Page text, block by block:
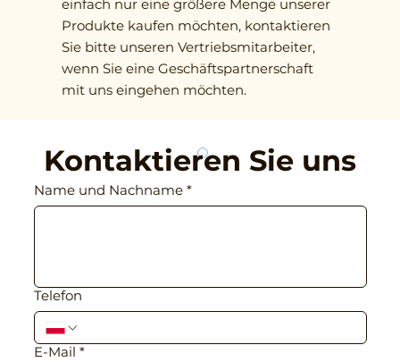
einfach nur eine größere Menge unserer
Produkte kaufen möchten, kontaktieren
Sie bitte unseren Vertriebsmitarbeiter,
wenn Sie eine Geschäftspartnerschaft
mit uns eingehen möchten.
Kontaktieren Sie uns
Name und Nachname *
Telefon
E-Mail *